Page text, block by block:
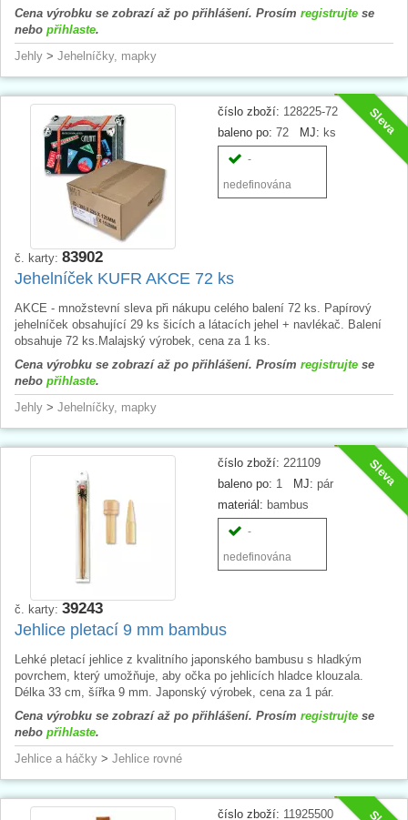
Cena výrobku se zobrazí až po přihlášení. Prosím registrujte se
nebo přihlaste.
Jehly > Jehelníčky, mapky
Sleva
číslo zboží: 128225-72
baleno po: 72 MJ: ks
-
nedefinována
č. karty: 83902
Jehelníček KUFR AKCE 72 ks
AKCE - množstevní sleva při nákupu celého balení 72 ks. Papírový
jehelníček obsahující 29 ks šicích a látacích jehel + navlékač. Balení
obsahuje 72 ks.Malajský výrobek, cena za 1 ks.
Cena výrobku se zobrazí až po přihlášení. Prosím registrujte se
nebo přihlaste.
Jehly > Jehelníčky, mapky
Sleva
číslo zboží: 221109
baleno po: 1 MJ: pár
materiál: bambus
-
nedefinována
č. karty: 39243
Jehlice pletací 9 mm bambus
Lehké pletací jehlice z kvalitního japonského bambusu s hladkým
povrchem, který umožňuje, aby očka po jehlicích hladce klouzala.
Délka 33 cm, šířka 9 mm. Japonský výrobek, cena za 1 pár.
Cena výrobku se zobrazí až po přihlášení. Prosím registrujte se
nebo přihlaste.
Jehlice a háčky > Jehlice rovné
číslo zboží: 11925500